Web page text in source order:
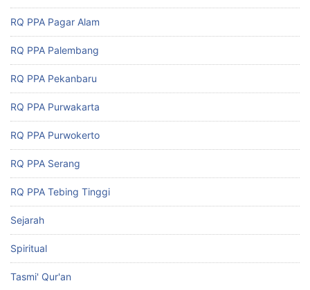
RQ PPA Pagar Alam
RQ PPA Palembang
RQ PPA Pekanbaru
RQ PPA Purwakarta
RQ PPA Purwokerto
RQ PPA Serang
RQ PPA Tebing Tinggi
Sejarah
Spiritual
Tasmi' Qur'an